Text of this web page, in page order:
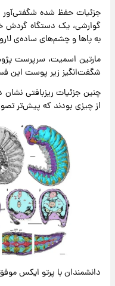
جزئیات حفظ ‌شده
گوارشی، یک دستگاه گردش
به پاها و چشم‌های ساده‌ی
مارتین اسمیت، سرپرست
شگفت‌انگیز زیر پوست این
چنین جزئیات ریزبافتی نشان
از چیزی بودند که پیش‌تر
دانشمندان با پرتو ایکس